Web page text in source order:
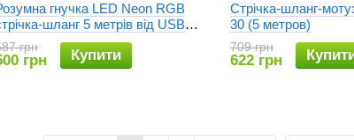
гнучка LED Neon RGB
шланг 5 метрів від USB
режимами з телефону,
додаток, пульт
грн
грн Купити
Стрічка-шланг-
30 (5 метров)
709 грн
622 грн